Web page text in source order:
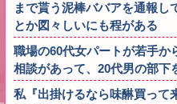
まで貰う泥棒ババアを通報
とか図々しいにも程がある
職場の60代女パートが若手か
相談があって、20代男の部下
私『出掛けるなら味醂買って